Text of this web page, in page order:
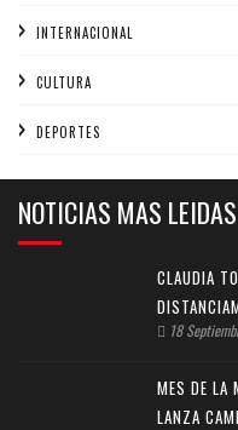
INTERNACIONAL
CULTURA
DEPORTES
NOTICIAS MAS LEIDAS
CLAUDIA
18
MES DE LA
LANZA